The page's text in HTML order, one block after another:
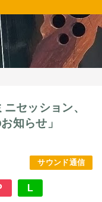
セッション、
知らせ」
サウンド通信
L